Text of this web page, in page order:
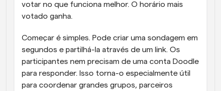
votar no que funciona melhor. O horário mais
votado ganha.
Começar é simples. Pode criar uma sondagem em
segundos e partilhá-la através de um link. Os
participantes nem precisam de uma conta Doodle
para responder. Isso torna-o especialmente útil
para coordenar grandes grupos, parceiros